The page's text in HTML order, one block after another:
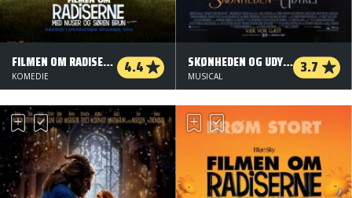
FILMEN OM RADISERNE: MED NUSER OG SØREN BRUN - 2 D 4.4
KOMEDIE
SKØNHEDEN OG UDYRET - DANSK TALE - 2 D 3.7
MUSICAL